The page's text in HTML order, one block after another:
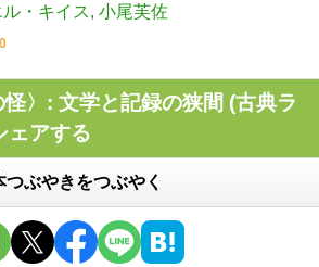
・キイス 小尾芙佐
〉: 文学と記録の狭間 (古典ラ
ェアする
つぶやきをつぶやく